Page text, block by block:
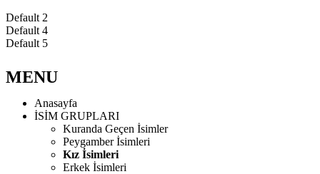
Default 2
Default 4
Default 5
MENU
Anasayfa
İSİM GRUPLARI
Kuranda Geçen İsimler
Peygamber İsimleri
Kız İsimleri
Erkek İsimleri